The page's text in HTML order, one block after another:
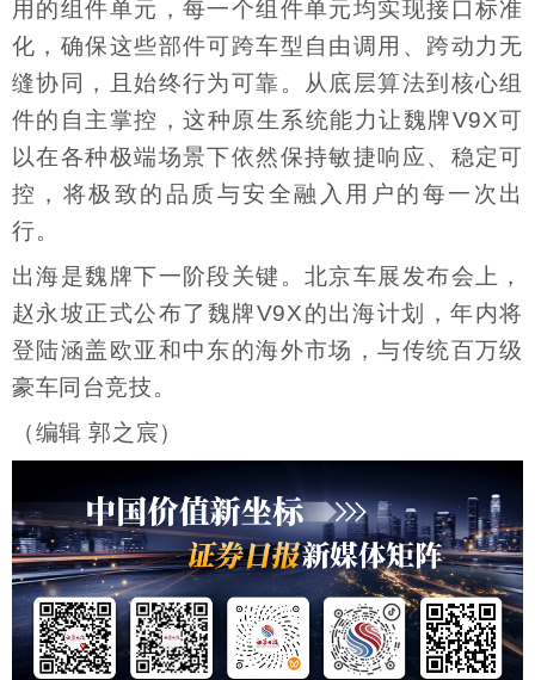
用的组件单元，每一个组件单元均实现接口标准
化，确保这些部件可跨车型自由调用、跨动力无
缝协同，且始终行为可靠。从底层算法到核心组
件的自主掌控，这种原生系统能力让魏牌V9X可
以在各种极端场景下依然保持敏捷响应、稳定可
控，将极致的品质与安全融入用户的每一次出
行。
出海是魏牌下一阶段关键。北京车展发布会上，
赵永坡正式公布了魏牌V9X的出海计划，年内将
登陆涵盖欧亚和中东的海外市场，与传统百万级
豪车同台竞技。
（编辑 郭之宸）